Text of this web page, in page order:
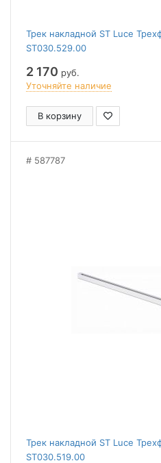
Трек накладной ST Luce
ST030.529.00
2 170 руб.
Уточняйте наличие
В корзину
587787
Трек накладной ST Luce
ST030.519.00